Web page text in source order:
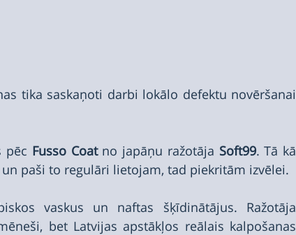
tika saskaņoti darbi lokālo defektu novēršanai
pēc Fusso Coat no japāņu ražotāja Soft99. Tā kā
paši to regulāri lietojam, tad piekritām izvēlei.
vaskus un naftas šķīdinātājus. Ražotāja
bet Latvijas apstākļos reālais kalpošanas